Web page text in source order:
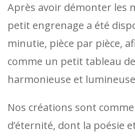
Après avoir démonter les
petit engrenage a été
minutie, pièce par pièce,
comme un petit tableau
harmonieuse et
Nos créations sont
d’éternité, dont la poésie et